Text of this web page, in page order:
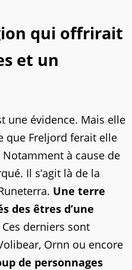
qui offrirait
et un
une évidence. Mais elle
que Freljord ferait elle
à cause de
Il s’agit là de la
Une terre
des êtres d’une
Ces derniers sont
Ornn ou encore
de personnages